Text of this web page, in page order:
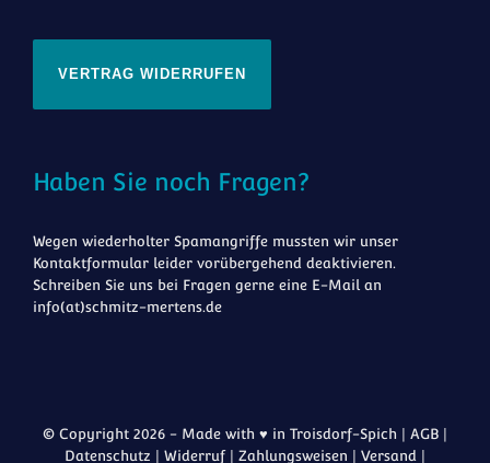
VERTRAG WIDERRUFEN
Haben Sie noch Fragen?
Wegen wiederholter Spamangriffe mussten wir unser
Kontaktformular leider vorübergehend deaktivieren.
Schreiben Sie uns bei Fragen gerne eine E-Mail an
info(at)schmitz-mertens.de
© Copyright 2026 - Made with ♥ in Troisdorf-Spich | AGB
Datenschutz
Widerruf| Zahlungsweisen Versand